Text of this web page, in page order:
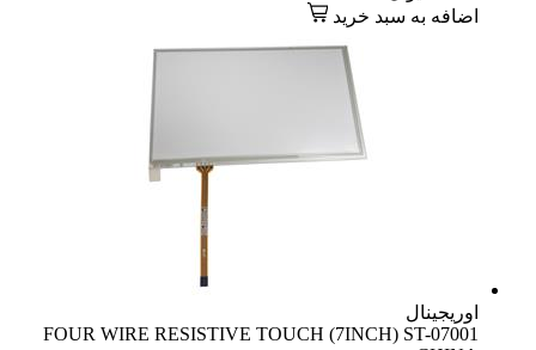
اضافه به سبد خرید
اوریجینال
FOUR WIRE RESISTIVE TOUCH (7INCH) ST-07001